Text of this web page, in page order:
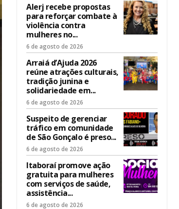
Alerj recebe propostas
para reforçar combate à
violência contra
mulheres no...
6 de agosto de 2026
Arraiá d’Ajuda 2026
reúne atrações culturais,
tradição junina e
solidariedade em...
6 de agosto de 2026
Suspeito de gerenciar
tráfico em comunidade
de São Gonçalo é preso...
6 de agosto de 2026
Itaboraí promove ação
gratuita para mulheres
com serviços de saúde,
assistência...
6 de agosto de 2026